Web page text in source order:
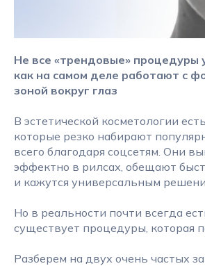
Не все «трендовые» процедуры
как на самом деле работают с
зоной вокруг глаз
В эстетической косметологии
которые резко набирают
всего благодаря соцсетям. Они
эффектно в рилсах, обещают
и кажутся универсальным
Но в реальности почти всегда
существует процедуры, которая
Разберем на двух очень частых